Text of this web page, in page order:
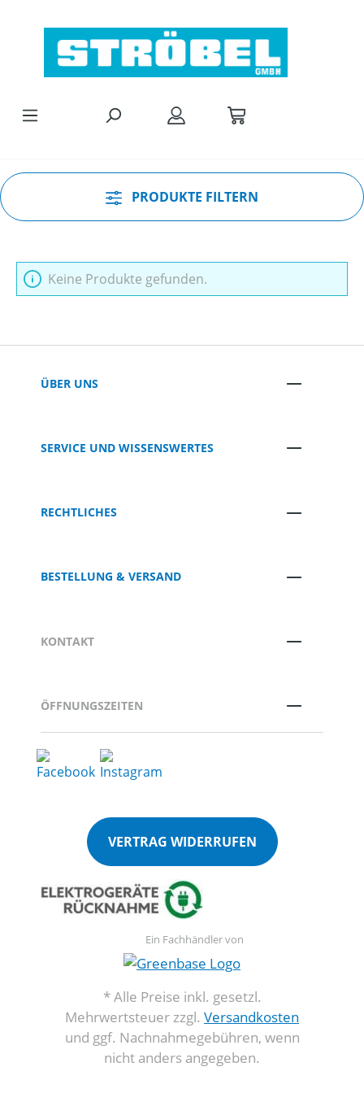
PRODUKTE FILTERN
Keine Produkte gefunden.
ÜBER UNS
SERVICE UND WISSENSWERTES
RECHTLICHES
BESTELLUNG & VERSAND
KONTAKT
ÖFFNUNGSZEITEN
VERTRAG WIDERRUFEN
Ein Fachhändler von
* Alle Preise inkl. gesetzl.
Mehrwertsteuer zzgl. Versandkosten
und ggf. Nachnahmegebühren, wenn
nicht anders angegeben.